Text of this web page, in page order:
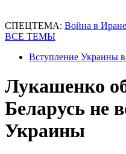
СПЕЦТЕМА: Война в Иране
ВСЕ ТЕМЫ
Вступление Украины
Лукашенко
Беларусь не
Украины